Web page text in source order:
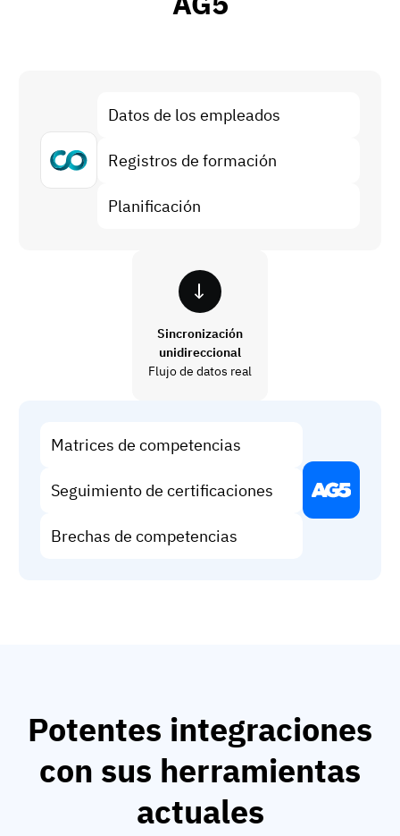
Previsión y tendencias
Deja de perseguir, empieza a automatizar
con AG5 Workflows
Datos de los empleados
Registros de formación
Planificación
Sincronización
unidireccional
Flujo de datos real
Matrices de competencias
Seguimiento de certificaciones
Brechas de competencias
Potentes integraciones
con sus herramientas
actuales